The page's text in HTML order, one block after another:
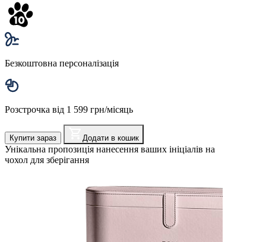
Безкоштовна персоналізація
Розстрочка від 1 599 грн/місяць
Купити зараз Додати в кошик
Унікальна пропозиція нанесення ваших ініціалів на
чохол для зберігання